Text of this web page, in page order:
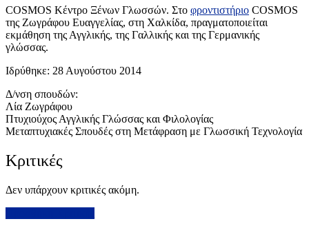
COSMOS Κέντρο Ξένων Γλωσσών. Στο φροντιστήριο COSMOS
της Ζωγράφου Ευαγγελίας, στη Χαλκίδα, πραγματοποιείται
εκμάθηση της Αγγλικής, της Γαλλικής και της Γερμανικής
γλώσσας.
Ιδρύθηκε: 28 Αυγούστου 2014
Δ/νση σπουδών:
Λία Ζωγράφου
Πτυχιούχος Αγγλικής Γλώσσας και Φιλολογίας
Μεταπτυχιακές Σπουδές στη Μετάφραση με Γλωσσική Τεχνολογία
Κριτικές
Δεν υπάρχουν κριτικές ακόμη.